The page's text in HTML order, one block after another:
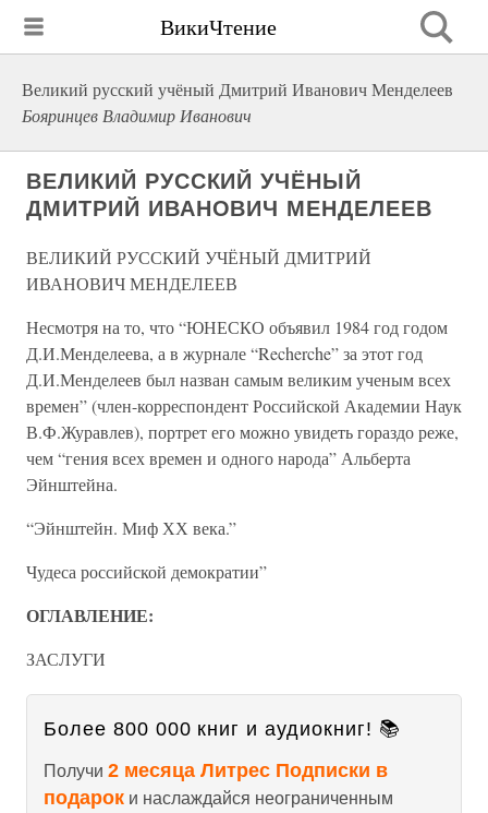
ВикиЧтение
Великий русский учёный Дмитрий Иванович Менделеев
Бояринцев Владимир Иванович
ВЕЛИКИЙ РУССКИЙ УЧЁНЫЙ
ДМИТРИЙ ИВАНОВИЧ МЕНДЕЛЕЕВ
ВЕЛИКИЙ РУССКИЙ УЧЁНЫЙ ДМИТРИЙ
ИВАНОВИЧ МЕНДЕЛЕЕВ
Несмотря на то, что “ЮНЕСКО объявил 1984 год годом
Д.И.Менделеева, а в журнале “Recherche” за этот год
Д.И.Менделеев был назван самым великим ученым всех
времен” (член-корреспондент Российской Академии Наук
В.Ф.Журавлев), портрет его можно увидеть гораздо реже,
чем “гения всех времен и одного народа” Альберта
Эйнштейна.
“Эйнштейн. Миф ХХ века.”
Чудеса российской демократии”
ОГЛАВЛЕНИЕ:
ЗАСЛУГИ
Более 800 000 книг и аудиокниг! 📚
Получи 2 месяца Литрес Подписки в
подарок и наслаждайся неограниченным